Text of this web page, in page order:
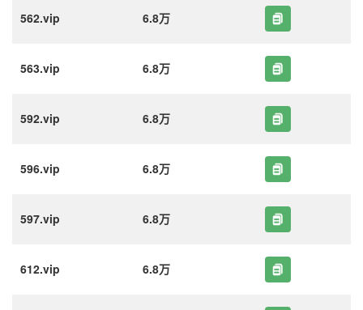
562.vip 6.8万
563.vip 6.8万
592.vip 6.8万
596.vip 6.8万
597.vip 6.8万
612.vip 6.8万